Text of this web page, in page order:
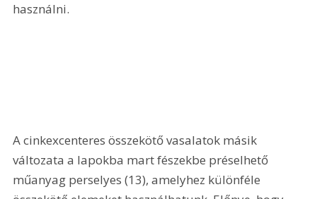
használni.
A cinkexcenteres összekötő vasalatok másik
változata a lapokba mart fészekbe préselhető
műanyag perselyes (13), amelyhez különféle